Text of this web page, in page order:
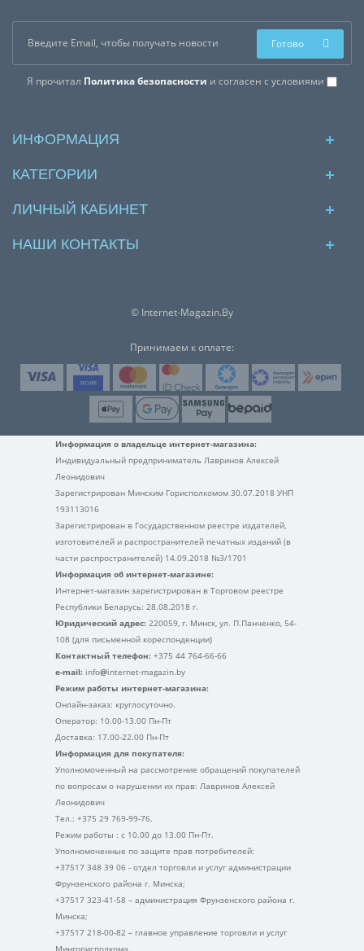
Я прочитал Политика безопасности и согласен с условиями
Готово
ИНФОРМАЦИЯ
КАТЕГОРИИ
ЛИЧНЫЙ КАБИНЕТ
НАШИ КОНТАКТЫ
© Internet-Magazin.By
Принимаем к оплате:
Информация о владельце интернет-магазина:
Индивидуальный предприниматель Лавринов Алексей
Леонидович
Зарегистрирован Минским Горисполкомом 30.07.2018 УНП
193113016
Зарегистрирован в Государственном реестре издателей,
изготовителей и распространителей печатных изданий (в
части распространителей) 14.09.2018 №3/1701
Информация об интернет-магазине:
Интернет-магазин зарегистрирован в Торговом реестре
Республики Беларусь: 28.08.2018 г.
Юридический адрес: 220059, г. Минск, ул. П.Панченко, 54-
108 (для письменной кореспонденции)
Контактный телефон: +375 44 764-66-66
e-mail: info@internet-magazin.by
Режим работы интернет-магазина:
Онлайн-заказ: круглосуточно.
Оператор: 10.00-13.00 Пн-Пт
Доставка: 17.00-22.00 Пн-Пт
Информация для покупателя:
Уполномоченный на рассмотрение обращений покупателей
по вопросам о нарушении их прав: Лавринов Алексей
Леонидович
Тел.: +375 29 769-99-76.
Режим работы : с 10.00 до 13.00 Пн-Пт.
Уполномоченные по защите прав потребителей:
+37517 348 39 06 - отдел торговли и услуг администрации
Фрунзенского района г. Минска;
+37517 323-41-58 – администрация Фрунзенского района г.
Минска;
+37517 218-00-82 – главное управление торговли и услуг
Мингорисполкома.